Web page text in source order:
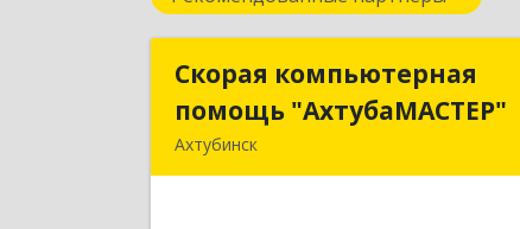
Скорая компьютерная
помощь "АхтубаМАСТЕР"
Ахтубинск
Скорая компьютерная
помощь "АхтубаМАСТЕР"